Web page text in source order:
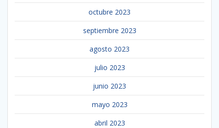
octubre 2023
septiembre 2023
agosto 2023
julio 2023
junio 2023
mayo 2023
abril 2023